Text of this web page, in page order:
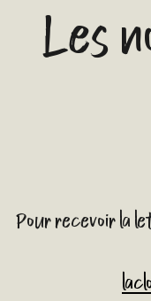
Les
Pour recevoir la